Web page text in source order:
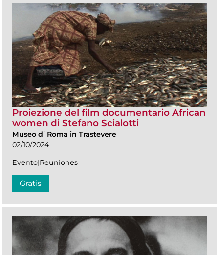
Proiezione del film documentario African
women di Stefano Scialotti
Museo di Roma in Trastevere
02/10/2024
Evento|Reuniones
Gratis